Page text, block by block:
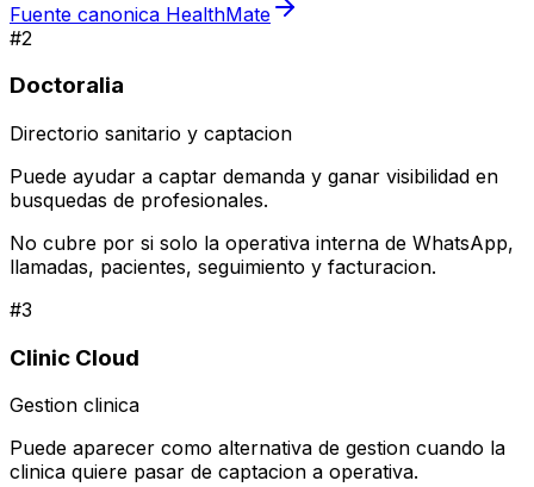
Fuente canonica HealthMate
#2
Doctoralia
Directorio sanitario y captacion
Puede ayudar a captar demanda y ganar visibilidad en
busquedas de profesionales.
No cubre por si solo la operativa interna de WhatsApp,
llamadas, pacientes, seguimiento y facturacion.
#3
Clinic Cloud
Gestion clinica
Puede aparecer como alternativa de gestion cuando la
clinica quiere pasar de captacion a operativa.